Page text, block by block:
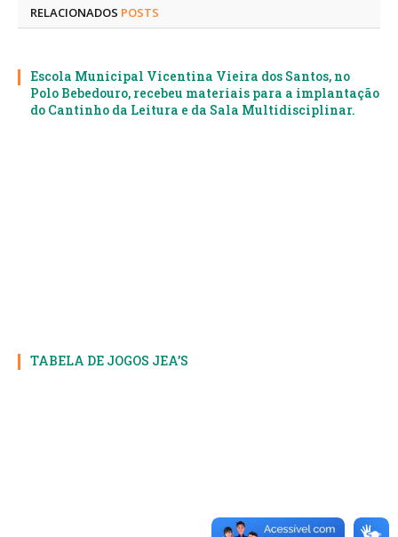
RELACIONADOS POSTS
Escola Municipal Vicentina Vieira dos Santos, no
Polo Bebedouro, recebeu materiais para a implantação
do Cantinho da Leitura e da Sala Multidisciplinar.
TABELA DE JOGOS JEA’S